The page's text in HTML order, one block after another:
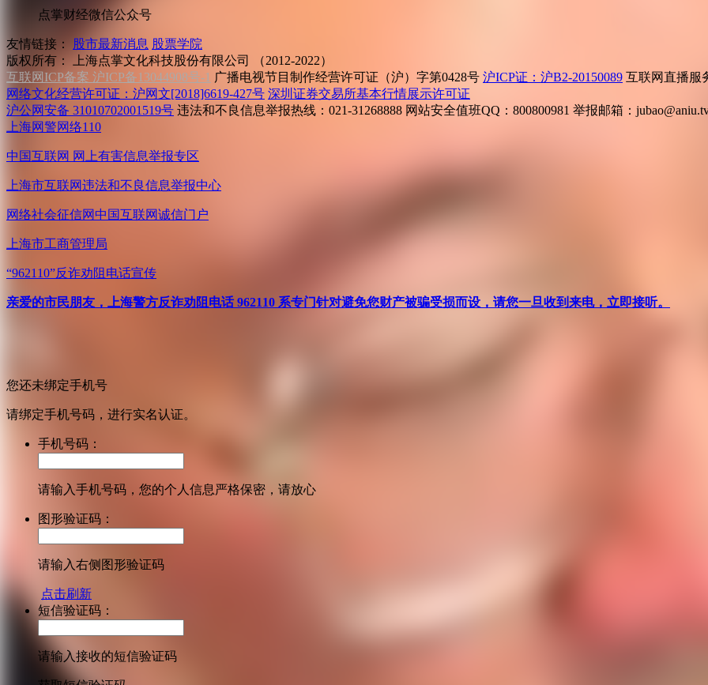
点掌财经微信公众号
友情链接： 股市最新消息 股票学院
版权所有：
上海点掌文化科技股份有限公司 （2012-2022）
互联网ICP备案 沪ICP备13044908号-1 广播电视节目制作经营许可证（沪）字第0428号 沪ICP证：沪B2-20150089 互联网直播服
网络文化经营许可证：沪网文[2018]6619-427号 深圳证券交易所基本行情展示许可证
沪公网安备 31010702001519号 违法和不良信息举报热线：021-31268888 网站安全值班QQ：800800981 举报邮箱：
上海网警网络110
中国互联网 网上有害信息举报专区
上海市互联网违法和不良信息举报中心
网络社会征信网 中国互联网诚信门户
上海市工商管理局
“962110”反诈劝阻电话宣传
亲爱的市民朋友，上海警方反诈劝阻电话 962110 系专门针对避免您财产被骗受损而设，请您一旦收到来电，立即接听。
您还未绑定手机号
请绑定手机号码，进行实名认证。
手机号码：
请输入手机号码，您的个人信息严格保密，请放心
图形验证码：
请输入右侧图形验证码
点击刷新
短信验证码：
请输入接收的短信验证码